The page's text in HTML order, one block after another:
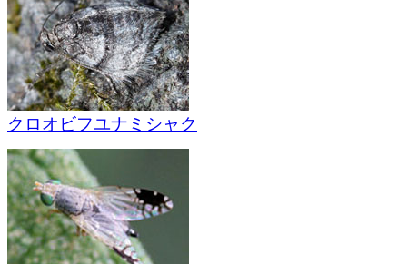
クロオビフユナミシャク